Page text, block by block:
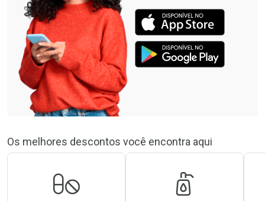
Os melhores descontos você encontra aqui